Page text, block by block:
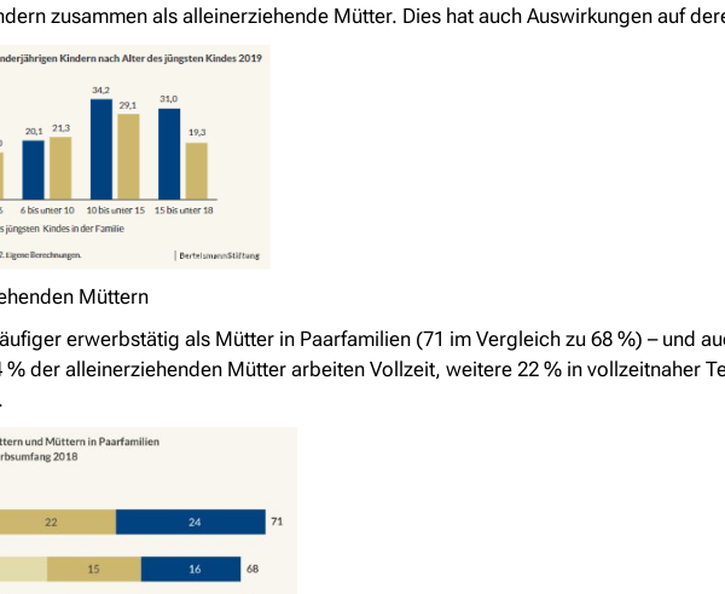
zusammen als alleinerziehende Mütter. Dies hat auch Auswirkungen auf
Müttern
erwerbstätig als Mütter in Paarfamilien (71 im Vergleich zu 68 %) – und
der alleinerziehenden Mütter arbeiten Vollzeit, weitere 22 % in vollzeitnaher